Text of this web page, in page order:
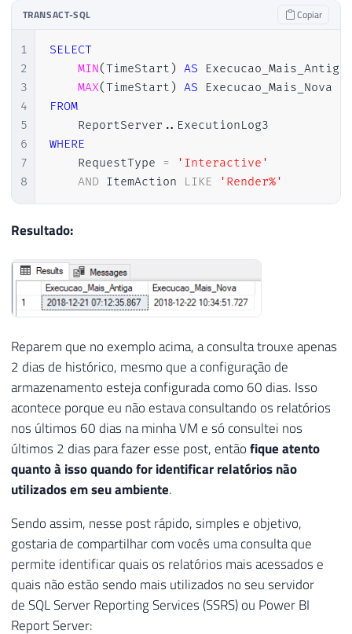
TRANSACT-SQL Copiar
1
2
3
4
5
6
7
8
SELECT
MIN(TimeStart ) AS Execucao_Mais_Antiga
MAX(TimeStart ) AS
FROM
    ReportServer
..
WHERE
    RequestType
=
'Interactive'
AND ItemAction LIKE 'Render%'
Resultado:
Reparem que no exemplo acima, a consulta trouxe apenas
2 dias de histórico, mesmo que a configuração de
armazenamento esteja configurada como 60 dias. Isso
acontece porque eu não estava consultando os relatórios
nos últimos 60 dias na minha VM e só consultei nos
últimos 2 dias para fazer esse post, entãofique atento
quanto à isso quando for identificar relatórios não
utilizados em seu ambiente.
Sendo assim, nesse post rápido, simples e objetivo,
gostaria de compartilhar com vocês uma consulta que
permite identificar quais os relatórios mais acessados e
quais não estão sendo mais utilizados no seu servidor
de SQL Server Reporting Services (SSRS) ou Power BI
Report Server: